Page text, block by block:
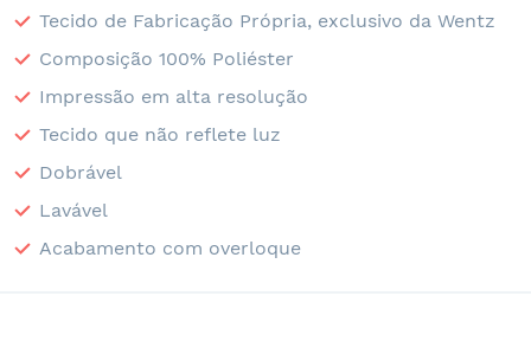
Tecido de Fabricação Própria, exclusivo da Wentz
Composição 100% Poliéster
Impressão em alta resolução
Tecido que não reflete luz
Dobrável
Lavável
Acabamento com overloque